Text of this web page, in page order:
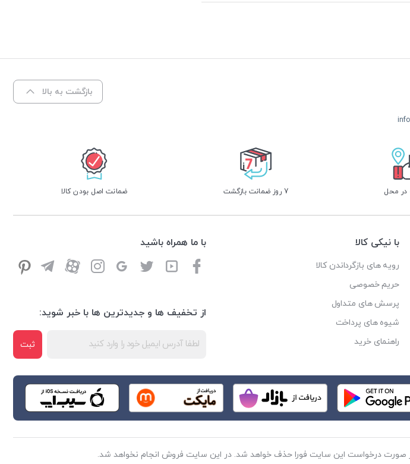
بازگشت به بالا
در محل 7 روز ضمانت بازگشت ضمانت اصل بودن کالا
با نیکی کالا
رویه های بازگرداندن کالا
حریم خصوصی
پرسش های متداول
شیوه های پرداخت
راهنمای خرید
از تخفیف ها و جدیدترین ها با خبر شوید:
ثبت
با ما همراه باشید
صورت درخواست این سایت فورا حذف خواهد شد. در این سایت فروش انجام نخواهد شد.